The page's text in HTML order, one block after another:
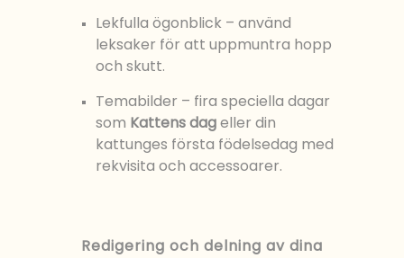
Lekfulla ögonblick – använd
leksaker för att uppmuntra hopp
och skutt.
Temabilder – fira speciella dagar
som Kattens dageller din
kattunges första födelsedag med
rekvisita och accessoarer.
Redigering och delning av dina